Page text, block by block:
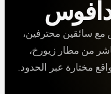
سائقين محترفين،
من مطار زيورخ،
مختارة عبر الحدود.